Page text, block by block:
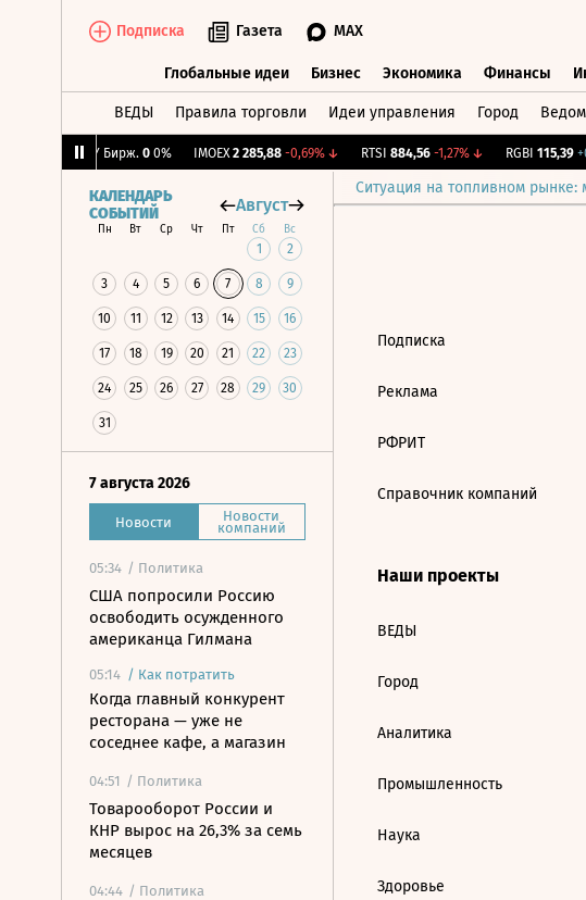
Подписка Газета MAX
Глобальные идеи Бизнес Экономика Финансы
ВЕДЫ Правила торговли Идеи управления Город
CNY Бирж. 0 0% IMOEX 2 285,88 -0,69%↓ RTSI 884,56 -1,27%↓ RGBI 115,39
Ситуация на топливном
КАЛЕНДАРЬ
СОБЫТИЙ
Август
Пн Вт Ср Чт Пт Сб Вс
1 2
3 4 5 6 7 8 9
10 11 12 13 14 15 16
17 18 19 20 21 22 23
24 25 26 27 28 29 30
31
7 августа 2026
Новости Новости
компаний
05:34 / Политика
США попросили Россию
освободить осужденного
американца Гилмана
05:14 / Как потратить
Когда главный конкурент
ресторана — уже не
соседнее кафе, а магазин
04:51 / Политика
Товарооборот России и
КНР вырос на 26,3% за семь
месяцев
04:44 / Политика
Подписка
Реклама
РФРИТ
Справочник компаний
Наши проекты
ВЕДЫ
Город
Аналитика
Промышленность
Наука
Здоровье